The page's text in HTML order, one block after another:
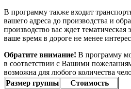
В программу также входит
вашего адреса до производства и
производство вас ждет тематическая
ваше время в дороге не менее
Обратите внимание! В программу
в соответствии с Вашими
возможна для любого количества
Размер группы
Стоимость